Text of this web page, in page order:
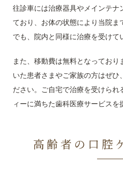
往診車には治療器具やメインテナ
ており、お体の状態により当院ま
でも、院内と同様に治療を受けて
また、移動費は無料となってお
いた患者さまやご家族の方はぜひ
ださい。ご自宅で治療を受けられ
ィーに満ちた歯科医療サービスを
高齢者の口腔